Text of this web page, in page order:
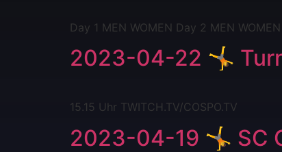
Day 1 MEN WOMEN Day 2 MEN WOMEN
2023-04-22 🤸
15.15 Uhr TWITCH.TV/COSPO.TV
2023-04-19 🤸 SC